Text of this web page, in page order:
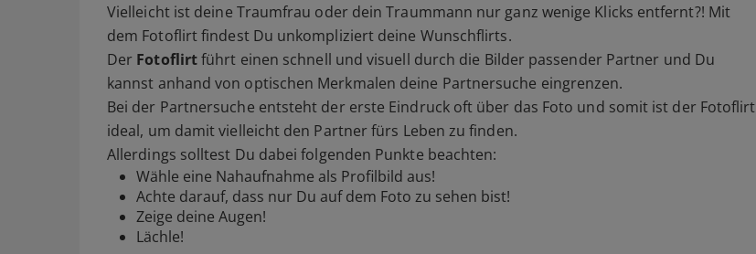
Vielleicht ist deine Traumfrau oder dein Traummann nur ganz wenige Klicks entfernt?! Mit
dem Fotoflirt findest Du unkompliziert deine Wunschflirts.
Der Fotoflirtführt einen schnell und visuell durch die Bilder passender Partner und Du
kannst anhand von optischen Merkmalen deine Partnersuche eingrenzen.
Bei der Partnersuche entsteht der erste Eindruck oft über das Foto und somit ist der Fotoflirt
ideal, um damit vielleicht den Partner fürs Leben zu finden.
Allerdings solltest Du dabei folgenden Punkte beachten:
Wähle eine Nahaufnahme als Profilbild aus!
Achte darauf, dass nur Du auf dem Foto zu sehen bist!
Zeige deine Augen!
Lächle!